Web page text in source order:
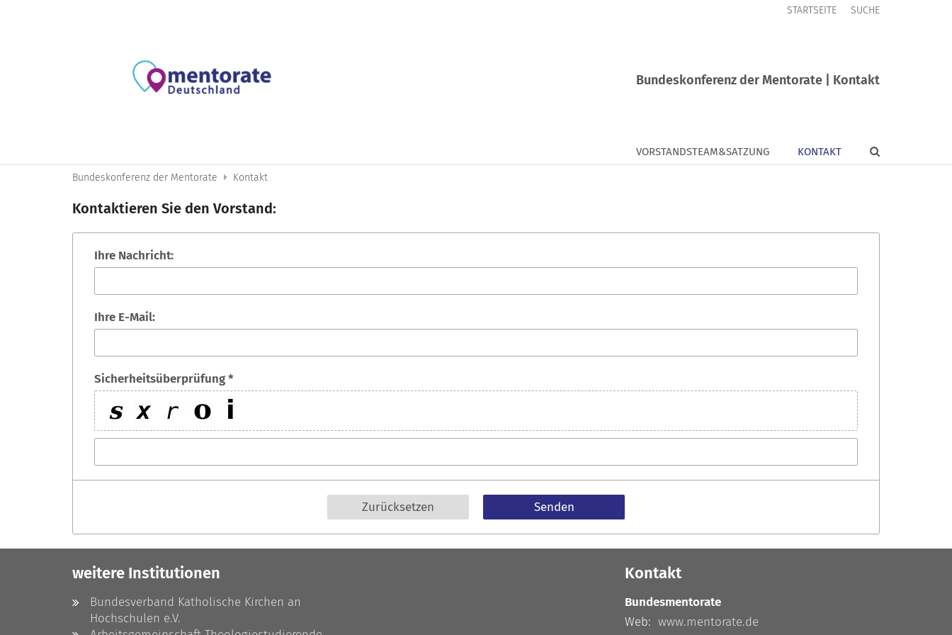
STARTSEITE SUCHE
Bundeskonferenz der Mentorate | Kontakt
VORSTANDSTEAM&SATZUNG KONTAKT
Bundeskonferenz der Mentorate Kontakt
Kontaktieren Sie den Vorstand:
Ihre Nachricht:
Ihre E-Mail:
Sicherheitsüberprüfung *
Zurücksetzen
weitere Institutionen
Bundesverband Katholische Kirchen an
Hochschulen e.V.
Kontakt
Bundesmentorate
Web: www.mentorate.de